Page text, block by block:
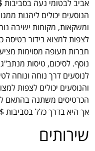
הנוסעים יכולים ליהנות
ומשקאות, מקומות ישיבה
לצפות למצוא בידור בטיסה
נוסף. לסיכום, טיסות
והנוסעים יכולים לצפות
הכרטיסים משתנה בהתאם
אך היא בדרך כלל בסביבות 90$.
שירותים